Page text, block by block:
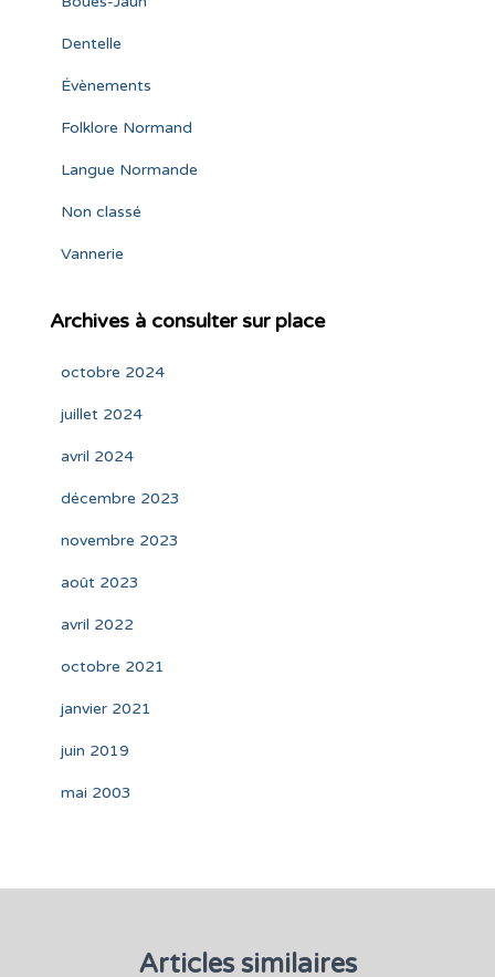
Dentelle
Évènements
Folklore Normand
Langue Normande
Non classé
Vannerie
Archives à consulter sur place
octobre 2024
juillet 2024
avril 2024
décembre 2023
novembre 2023
août 2023
avril 2022
octobre 2021
janvier 2021
juin 2019
mai 2003
Articles similaires